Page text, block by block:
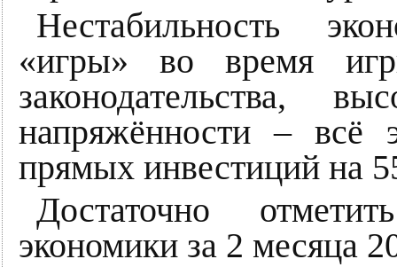
Нестабильность
«игры» во время
законодательства,
напряжённости – всё
прямых инвестиций на
Достаточно
экономики за 2 месяца